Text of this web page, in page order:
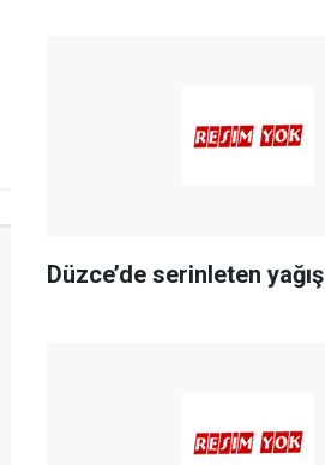
Düzce’de serinleten yağış